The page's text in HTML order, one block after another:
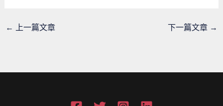
← 上一篇文章 下一篇文章 →